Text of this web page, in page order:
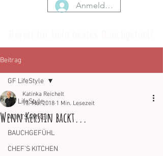
Anmelden
Beitrag
GF LifeStyle
ACHTSAMKEIT
BAUCHGEFÜHL
CHEF'S KITCHEN
GF LifeStyle
Wenn Kerstin backt...
Katinka Reichelt
13. Mai 2018 1 Min. Lesezeit